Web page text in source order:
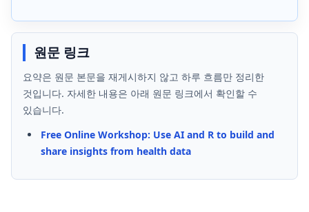
원문 링크
요약은 원문 본문을 재게시하지 않고 하루 흐름만 정리한
것입니다. 자세한 내용은 아래 원문 링크에서 확인할 수
있습니다.
Free Online Workshop: Use AI and R to build and
share insights from health data